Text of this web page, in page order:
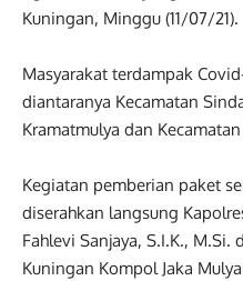
Kuningan, Minggu (11/07/21).
Masyarakat terdampak
diantaranya Kecamatan
Kramatmulya dan
Kegiatan pemberian paket
diserahkan langsung
Fahlevi Sanjaya, S.I.K.,
Kuningan Kompol Jaka